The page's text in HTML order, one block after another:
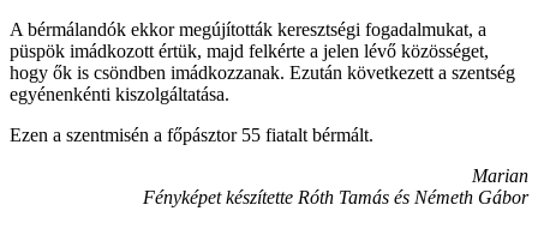
A bérmálandók ekkor megújították keresztségi fogadalmukat, a
püspök imádkozott értük, majd felkérte a jelen lévő közösséget,
hogy ők is csöndben imádkozzanak. Ezután következett a szentség
egyénenkénti kiszolgáltatása.
Ezen a szentmisén a főpásztor 55 fiatalt bérmált.
Marian
Fényképet készítette Róth Tamás és Németh Gábor